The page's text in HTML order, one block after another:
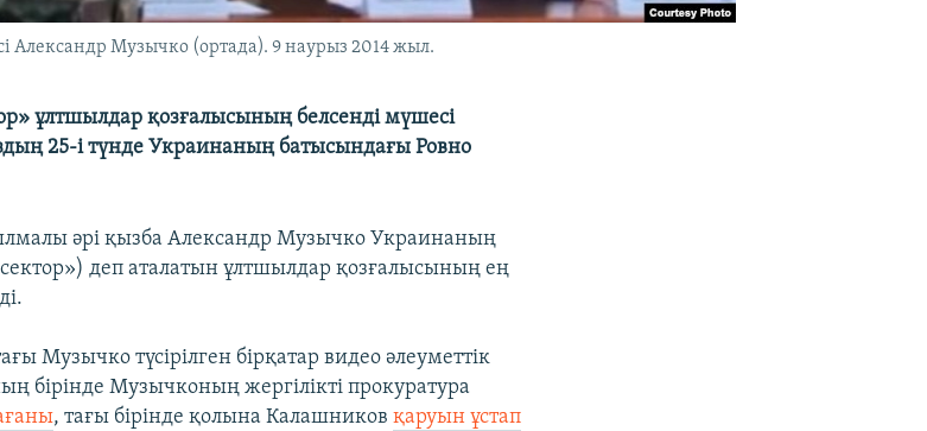
Александр Музычко (ортада). 9 наурыз 2014 жыл.
ұлтшылдар қозғалысының белсенді мүшесі
25-і түнде Украинаның батысындағы Ровно
әрі қызба Александр Музычко Украинаның
деп аталатын ұлтшылдар қозғалысының ең
Музычко түсірілген бірқатар видео әлеуметтік
бірінде Музычконың жергілікті прокуратура
, тағы бірінде қолына Калашниковқаруын ұстап